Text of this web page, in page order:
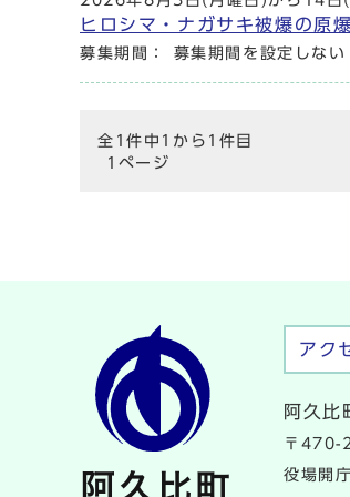
ヒロシマ・ナガサキ被爆の原
募集期間： 募集期間を設定しない
全1件中1から1件目
1ページ
アク
阿久比
〒470-
役場開